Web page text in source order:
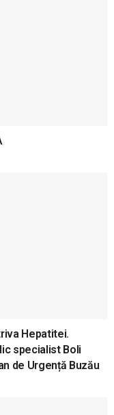
Hepatitei.
specialist Boli
de Urgență Buzău